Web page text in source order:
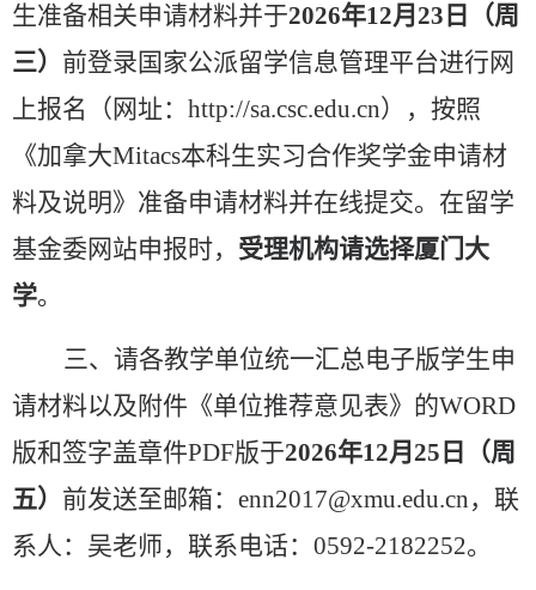
生准备相关申请材料并于2026年12月 23 日（周
三） 前登录国家公派留学信息管理平台进行网
上报名（网址： http://sa.csc.edu.cn），按照
《加拿大Mitacs本科生实习合作奖学金申请材
料及说明》准备申请材料并在线提交。在留学
基金委网站申报时， 受理机构请选择厦门大
学。
三、请各教学单位统一汇总电子版学生申
请材料以及附件《单位推荐意见表》的WORD
版和签字盖章件PDF版于2026年12月 25 日（周
五） 前发送至邮箱： enn2017@xmu.edu.cn，联
系人：吴老师，联系电话： 0592-2182252。